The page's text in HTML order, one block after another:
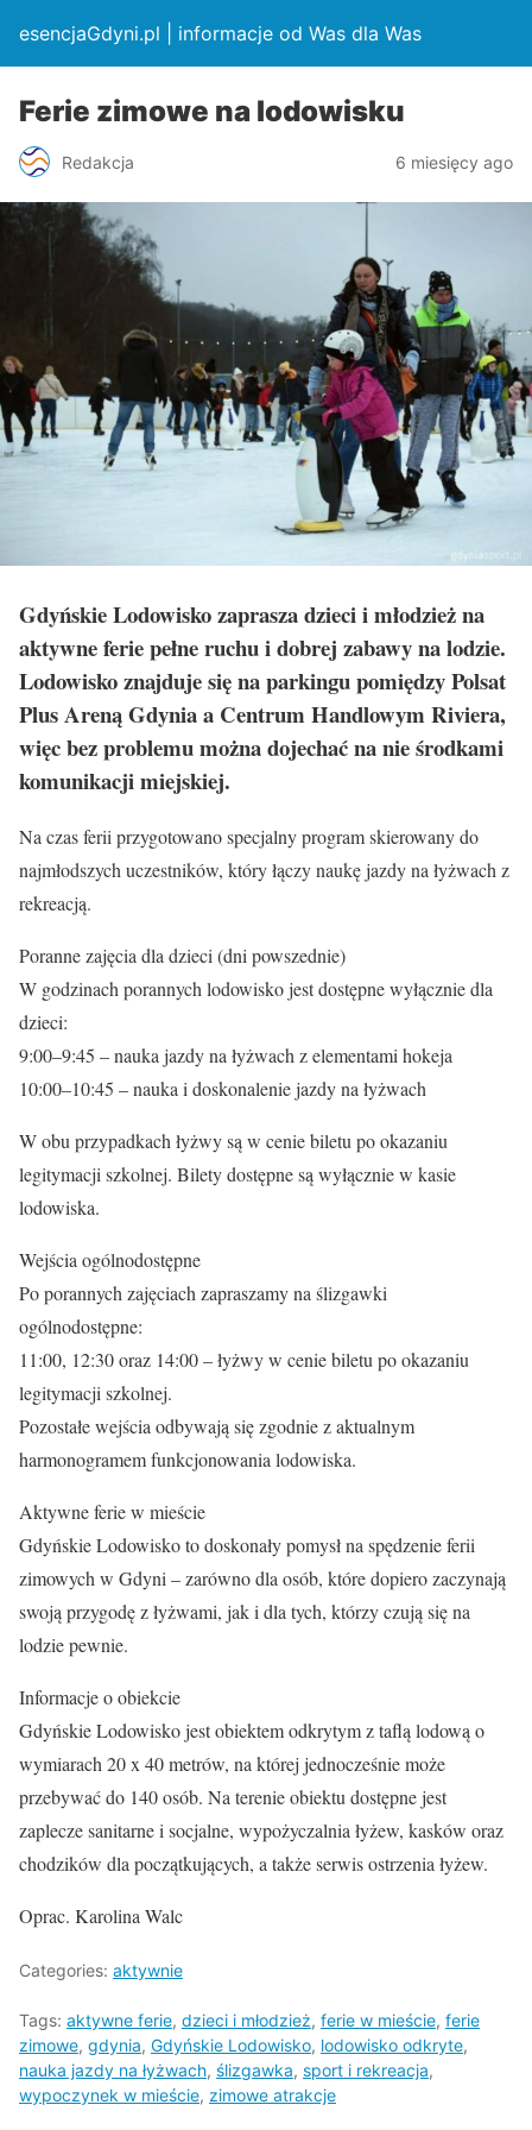
esencjaGdyni.pl | informacje od Was dla Was
Ferie zimowe na lodowisku
Redakcja 6 miesięcy ago
Gdyńskie Lodowisko zaprasza dzieci i młodzież na
aktywne ferie pełne ruchu i dobrej zabawy na lodzie.
Lodowisko znajduje się na parkingu pomiędzy Polsat
Plus Areną Gdynia a Centrum Handlowym Riviera,
więc bez problemu można dojechać na nie środkami
komunikacji miejskiej.
Na czas ferii przygotowano specjalny program skierowany do
najmłodszych uczestników, który łączy naukę jazdy na łyżwach z
rekreacją.
Poranne zajęcia dla dzieci (dni powszednie)
W godzinach porannych lodowisko jest dostępne wyłącznie dla
dzieci:
9:00–9:45 – nauka jazdy na łyżwach z elementami hokeja
10:00–10:45 – nauka i doskonalenie jazdy na łyżwach
W obu przypadkach łyżwy są w cenie biletu po okazaniu
legitymacji szkolnej. Bilety dostępne są wyłącznie w kasie
lodowiska.
Wejścia ogólnodostępne
Po porannych zajęciach zapraszamy na ślizgawki
ogólnodostępne:
11:00, 12:30 oraz 14:00 – łyżwy w cenie biletu po okazaniu
legitymacji szkolnej.
Pozostałe wejścia odbywają się zgodnie z aktualnym
harmonogramem funkcjonowania lodowiska.
Aktywne ferie w mieście
Gdyńskie Lodowisko to doskonały pomysł na spędzenie ferii
zimowych w Gdyni – zarówno dla osób, które dopiero zaczynają
swoją przygodę z łyżwami, jak i dla tych, którzy czują się na
lodzie pewnie.
Informacje o obiekcie
Gdyńskie Lodowisko jest obiektem odkrytym z taflą lodową o
wymiarach 20 x 40 metrów, na której jednocześnie może
przebywać do 140 osób. Na terenie obiektu dostępne jest
zaplecze sanitarne i socjalne, wypożyczalnia łyżew, kasków oraz
chodzików dla początkujących, a także serwis ostrzenia łyżew.
Oprac. Karolina Walc
Categories: aktywnie
Tags: aktywne ferie, dzieci i młodzież, ferie w mieście, ferie
zimowe, gdynia, Gdyńskie Lodowisko, lodowisko odkryte,
nauka jazdy na łyżwach, ślizgawka, sport i rekreacja,
wypoczynek w mieście, zimowe atrakcje